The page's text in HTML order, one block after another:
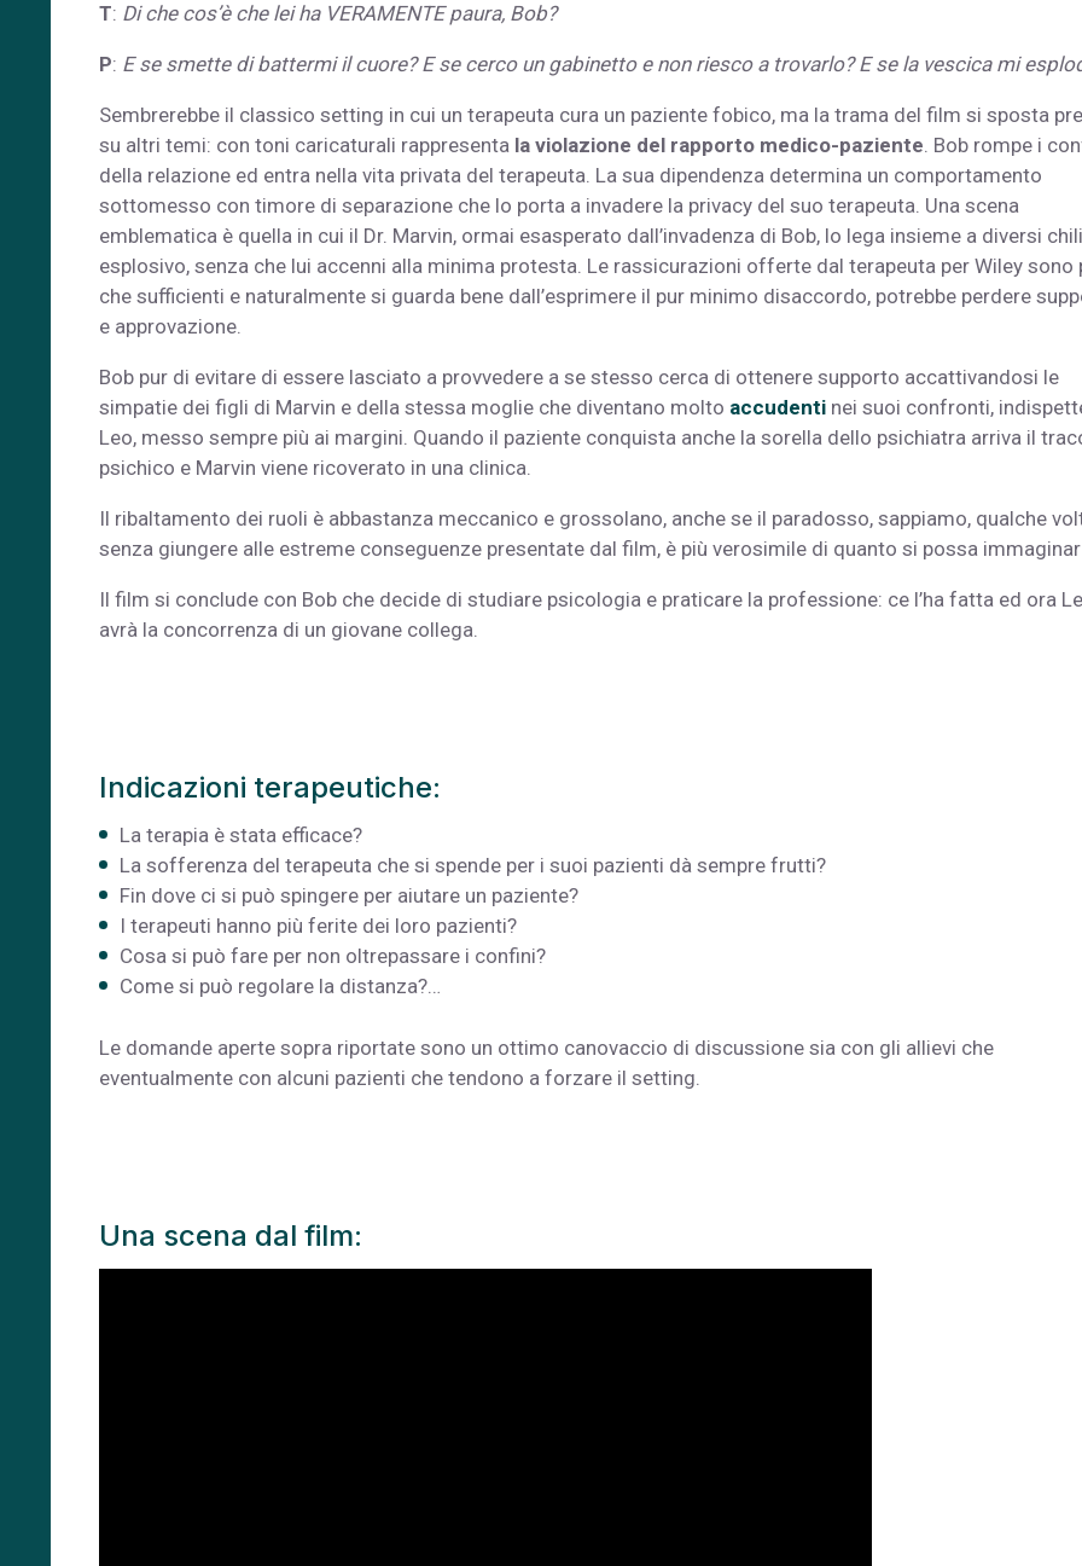
T: Di che cos’è che lei ha VERAMENTE paura, Bob?
P: E se smette di battermi il cuore? E se cerco un gabinetto e non riesco a trovar­lo? E se la vescica mi
Sembrerebbe il classico setting in cui un terapeuta cura un paziente fobico, ma la trama del film si sposta
su altri temi: con toni cari­caturali rappresenta la violazione del rapporto medico-paziente. Bob rompe i
della relazione ed entra nella vita privata del terapeuta. La sua dipendenza determina un comportamento
sottomesso con timore di separazione che lo porta a invadere la privacy del suo tera­peuta. Una scena
emblematica è quella in cui il Dr. Marvin, ormai esa­sperato dall’invadenza di Bob, lo lega insieme a diversi
esplosi­vo, senza che lui accenni alla minima protesta. Le rassicurazioni offerte dal terapeuta per Wiley sono
che sufficienti e naturalmente si guar­da bene dall’esprimere il pur minimo disaccordo, potrebbe perdere
e approvazione.
Bob pur di evitare di essere lasciato a provvedere a se stesso cerca di ottenere supporto accattivandosi le
simpatie dei figli di Marvin e della stessa moglie che diventano molto accudenti nei suoi confronti,
Leo, messo sempre più ai margini. Quando il paziente con­quista anche la sorella dello psichiatra arriva il
psichico e Marvin viene ricoverato in una clinica.
Il ribaltamento dei ruoli è abbastanza meccanico e grossolano, anche se il paradosso, sappiamo, qualche
senza giungere alle estreme conseguenze presentate dal film, è più verosimile di quanto si possa
Il film si conclude con Bob che decide di studiare psicologia e prati­care la professione: ce l’ha fatta ed ora
avrà la concorrenza di un giovane collega.
Indicazioni terapeutiche:
La terapia è stata efficace?
La sofferenza del terapeuta che si spende per i suoi pazienti dà sempre frutti?
Fin dove ci si può spingere per aiutare un paziente?
I terapeuti hanno più ferite dei loro pazienti?
Cosa si può fare per non oltrepassare i confini?
Come si può regolare la distanza?…
Le domande aperte sopra riportate sono un ottimo canovaccio di discussione sia con gli allievi che
eventualmente con alcuni pazienti che tendono a forzare il setting.
Una scena dal film: